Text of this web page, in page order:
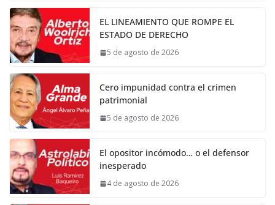
EL LINEAMIENTO QUE ROMPE EL
ESTADO DE DERECHO
5 de agosto de 2026
Cero impunidad contra el crimen
patrimonial
5 de agosto de 2026
El opositor incómodo… o el defensor
inesperado
4 de agosto de 2026